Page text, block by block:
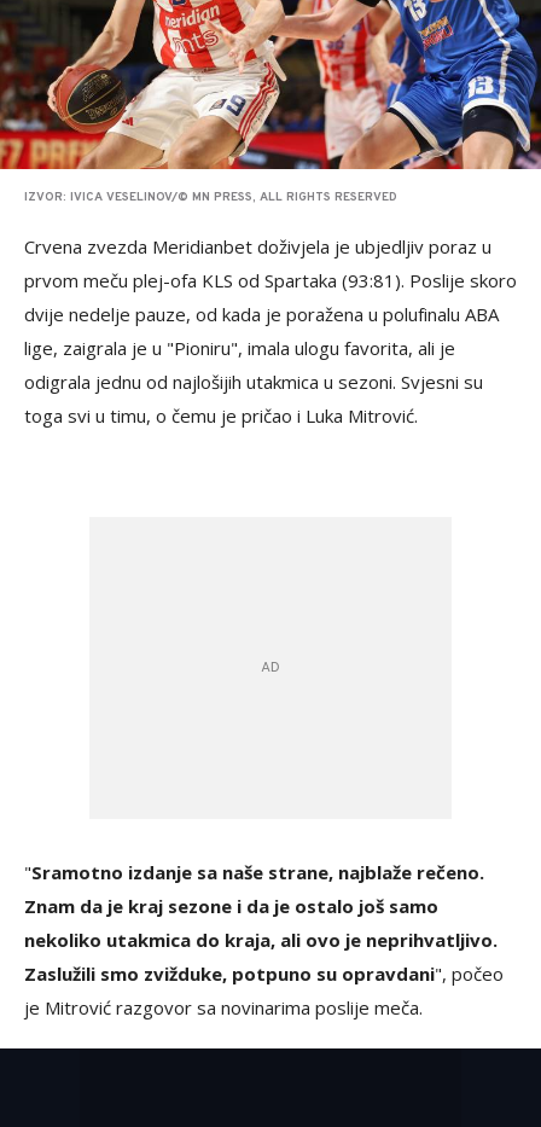
IZVOR: IVICA VESELINOV/© MN PRESS, ALL RIGHTS RESERVED
Crvena zvezda Meridianbet doživjela je ubjedljiv poraz u
prvom meču plej-ofa KLS od Spartaka (93:81). Poslije skoro
dvije nedelje pauze, od kada je poražena u polufinalu ABA
lige, zaigrala je u "Pioniru", imala ulogu favorita, ali je
odigrala jednu od najlošijih utakmica u sezoni. Svjesni su
toga svi u timu, o čemu je pričao i Luka Mitrović.
"Sramotno izdanje sa naše strane, najblaže rečeno.
Znam da je kraj sezone i da je ostalo još samo
nekoliko utakmica do kraja, ali ovo je neprihvatljivo.
Zaslužili smo zvižduke, potpuno su opravdani", počeo
je Mitrović razgovor sa novinarima poslije meča.